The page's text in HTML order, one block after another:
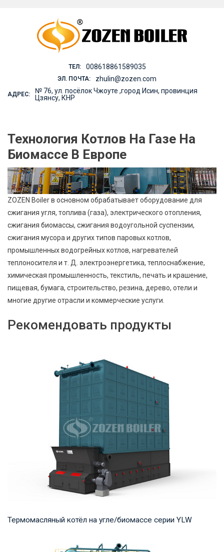
ТЕЛ: 008618861589035
ЭЛ. ПОЧТА: zhulin@zozen.com
АДРЕС:
№ 76, ул. посёлок Чжоуте ,город Исин, провинция
Цзянсу, КНР
Технология Котлов На Газе На
Биомассе В Европе
ZOZEN Boiler в основном обрабатывает оборудование для
сжигания угля, топлива (газа), электрического отопления,
сжигания биомассы, сжигания водоугольной суспензии,
сжигания мусора и других типов паровых котлов,
промышленных водогрейных котлов, нагревателей
теплоносителя и т. Д. электроэнергетика, теплоснабжение,
химическая промышленность, текстиль, печать и крашение,
пищевая, бумага, строительство, резина, дерево, отели и
многие другие отрасли и коммерческие услуги.
Рекомендовать продукты
Термомасляный котёл на угле/биомассе серии YLW
Термомасло Рабочее давление: 0,8-1,0 МПа Тепловая